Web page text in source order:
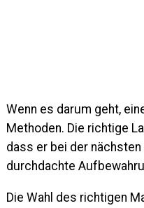
Wenn es darum geht,
Methoden. Die richtige
dass er bei der
durchdachte
Die Wahl des richtigen